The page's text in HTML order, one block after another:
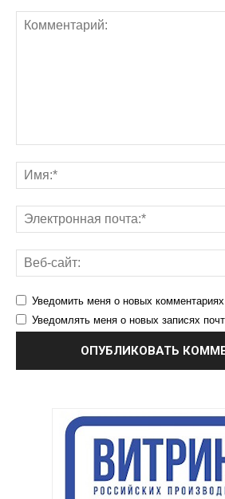
Уведомить меня о новых
Уведомлять меня о новых записях